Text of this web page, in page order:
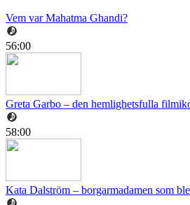
Vem var Mahatma Ghandi?
56:00
Greta Garbo – den hemlighetsfulla
58:00
Kata Dalström – borgarmadamen som